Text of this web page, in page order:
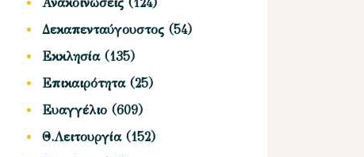
Ανακοινώσεις (124)
Δεκαπενταύγουστος (54)
Εκκλησία(135)
Επικαιρότητα(25)
Ευαγγέλιο (609)
Θ.Λειτουργία(152)